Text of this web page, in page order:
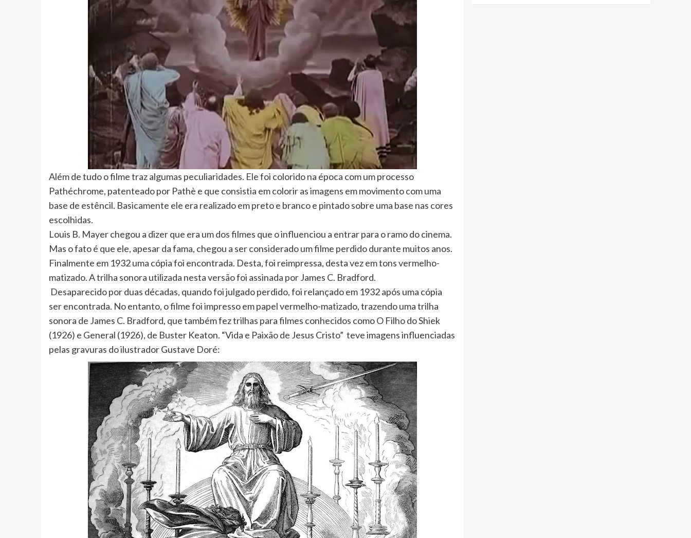
Além de tudo o filme traz algumas peculiaridades. Ele foi colorido na época com um processo
Pathéchrome, patenteado por Pathè e que consistia em colorir as imagens em movimento com uma
base de estêncil. Basicamente ele era realizado em preto e branco e pintado sobre uma base nas cores
escolhidas.
Louis B. Mayer chegou a dizer que era um dos filmes que o influenciou a entrar para o ramo do cinema.
Mas o fato é que ele, apesar da fama, chegou a ser considerado um filme perdido durante muitos anos.
Finalmente em 1932 uma cópia foi encontrada. Desta, foi reimpressa, desta vez em tons vermelho-
matizado. A trilha sonora utilizada nesta versão foi assinada por James C. Bradford.
Desaparecido por duas décadas, quando foi julgado perdido, foi relançado em 1932 após uma cópia
ser encontrada. No entanto, o filme foi impresso em papel vermelho-matizado, trazendo uma trilha
sonora de James C. Bradford, que também fez trilhas para filmes conhecidos como O Filho do Shiek
(1926) e General (1926), de Buster Keaton. “Vida e Paixão de Jesus Cristo” teve imagens influenciadas
pelas gravuras do ilustrador Gustave Doré: